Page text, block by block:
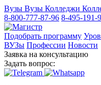
Вузы Вузы Колледжи
8-800-777-87-96 8-495-191-
Подобрать программу
ВУЗы Профессии Новости
Заявка на консультацию
Задать вопрос: